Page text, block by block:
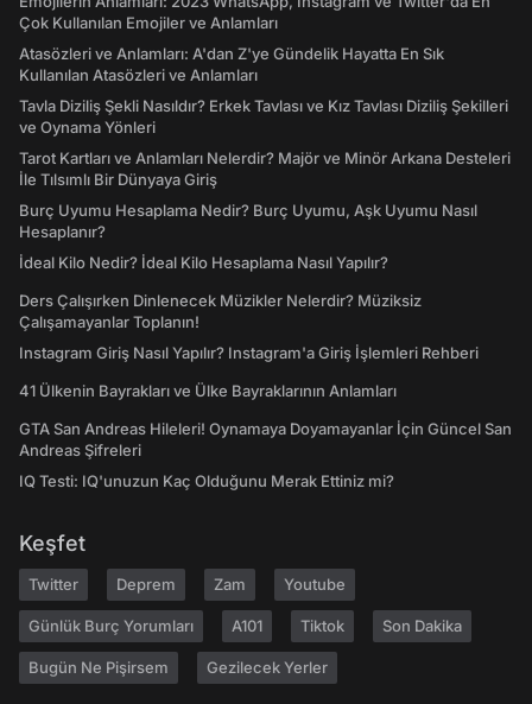
Çok Kullanılan Emojiler ve Anlamları
Atasözleri ve Anlamları: A'dan Z'ye Gündelik Hayatta En Sık
Kullanılan Atasözleri ve Anlamları
Tavla Diziliş Şekli Nasıldır? Erkek Tavlası ve Kız Tavlası Diziliş Şekilleri
ve Oynama Yönleri
Tarot Kartları ve Anlamları Nelerdir? Majör ve Minör Arkana Desteleri
İle Tılsımlı Bir Dünyaya Giriş
Burç Uyumu Hesaplama Nedir? Burç Uyumu, Aşk Uyumu Nasıl
Hesaplanır?
İdeal Kilo Nedir? İdeal Kilo Hesaplama Nasıl Yapılır?
Ders Çalışırken Dinlenecek Müzikler Nelerdir? Müziksiz
Çalışamayanlar Toplanın!
Instagram Giriş Nasıl Yapılır? Instagram'a Giriş İşlemleri Rehberi
41 Ülkenin Bayrakları ve Ülke Bayraklarının Anlamları
GTA San Andreas Hileleri! Oynamaya Doyamayanlar İçin Güncel San
Andreas Şifreleri
IQ Testi: IQ'unuzun Kaç Olduğunu Merak Ettiniz mi?
Keşfet
Twitter Deprem Zam Youtube
Günlük Burç Yorumları A101 Tiktok Son Dakika
Bugün Ne Pişirsem Gezilecek Yerler